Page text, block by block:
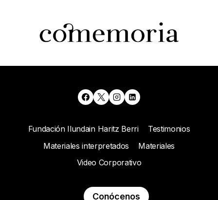
Fundación Ilundain Haritz Berri
Testimonios
Materiales interpretados
Materiales
Video Corporativo
Conócenos